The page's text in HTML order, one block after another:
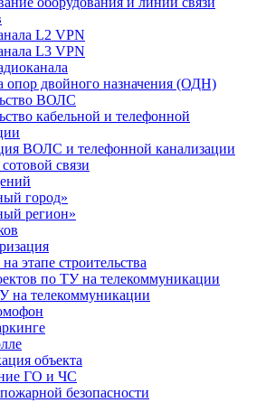
L2 VPN
L3 VPN
опор двойного назначения (ОДН)
ВОЛС
кабельной и телефонной
ВОЛС и телефонной канализации
связи
город»
регион»
этапе строительства
по ТУ на телекоммуникации
на телекоммуникации
объекта
ГО и ЧС
безопасности